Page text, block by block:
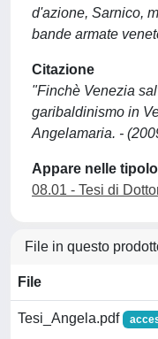
d'azione, Sarnico,
bande armate
Citazione
"Finchè Venezia
garibaldinismo in
Angelamaria. -
Appare nelle
08.01 - Tesi di
File in questo
File
Tesi_Angela.pdf